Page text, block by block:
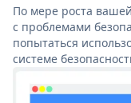
По мере роста
с проблемами
попытаться
системе